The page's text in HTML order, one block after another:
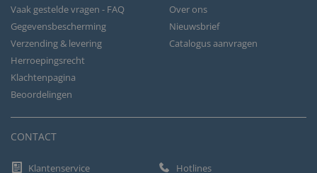
Vaak gestelde vragen - FAQ
Gegevensbescherming
Verzending & levering
Herroepingsrecht
Klachtenpagina
Beoordelingen
Over ons
Nieuwsbrief
Catalogus aanvragen
CONTACT
Klantenservice Hotlines